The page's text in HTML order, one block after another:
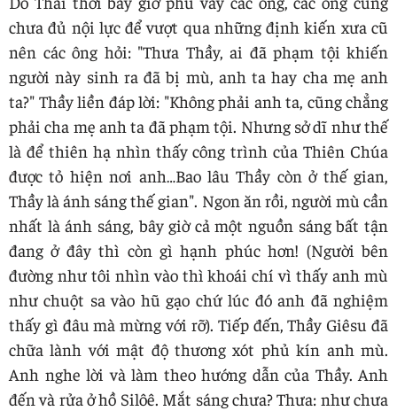
chưa đủ nội lực để vượt qua những định kiến xưa cũ
nên các ông hỏi: "Thưa Thầy, ai đã phạm tội khiến
người này sinh ra đã bị mù, anh ta hay cha mẹ anh
ta?" Thầy liền đáp lời: "Không phải anh ta, cũng chẳng
phải cha mẹ anh ta đã phạm tội. Nhưng sở dĩ như thế
là để thiên hạ nhìn thấy công trình của Thiên Chúa
được tỏ hiện nơi anh…Bao lâu Thầy còn ở thế gian,
Thầy là ánh sáng thế gian". Ngon ăn rồi, người mù cần
nhất là ánh sáng, bây giờ cả một nguồn sáng bất tận
đang ở đây thì còn gì hạnh phúc hơn! (Người bên
đường như tôi nhìn vào thì khoái chí vì thấy anh mù
như chuột sa vào hũ gạo chứ lúc đó anh đã nghiệm
thấy gì đâu mà mừng với rỡ). Tiếp đến, Thầy Giêsu đã
chữa lành với mật độ thương xót phủ kín anh mù.
Anh nghe lời và làm theo hướng dẫn của Thầy. Anh
đến và rửa ở hồ Silôê. Mắt sáng chưa? Thưa: như chưa